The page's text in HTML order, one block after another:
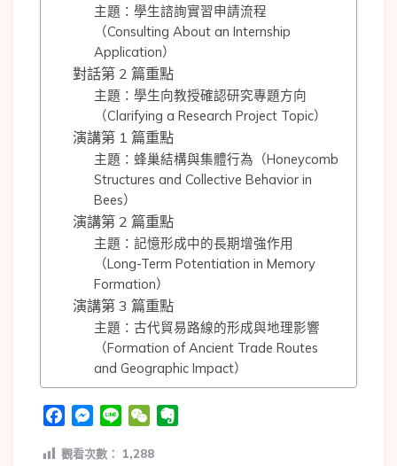
主題：學生諮詢實習申請流程
（Consulting About an Internship
Application）
對話第 2 篇重點
主題：學生向教授確認研究專題方向
（Clarifying a Research Project Topic）
演講第 1 篇重點
主題：蜂巢結構與集體行為（Honeycomb
Structures and Collective Behavior in
Bees）
演講第 2 篇重點
主題：記憶形成中的長期增強作用
（Long-Term Potentiation in Memory
Formation）
演講第 3 篇重點
主題：古代貿易路線的形成與地理影響
（Formation of Ancient Trade Routes
and Geographic Impact）
FacebookMessenger
Line WeChat
觀看次數： 1,288